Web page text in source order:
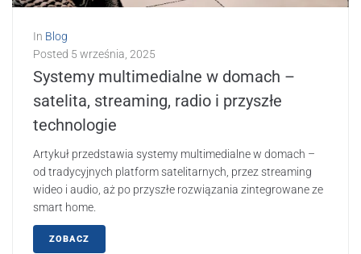
In Blog
Posted 5 września, 2025
Systemy multimedialne w domach –
satelita, streaming, radio i przyszłe
technologie
Artykuł przedstawia systemy multimedialne w domach –
od tradycyjnych platform satelitarnych, przez streaming
wideo i audio, aż po przyszłe rozwiązania zintegrowane ze
smart home.
ZOBACZ